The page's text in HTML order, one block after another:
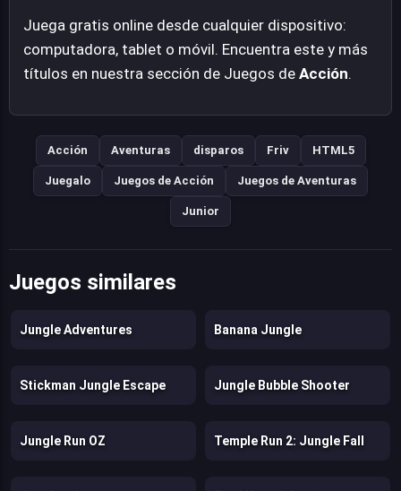
Juega gratis online desde cualquier dispositivo:
computadora, tablet o móvil. Encuentra este y más
títulos en nuestra sección de Juegos de Acción.
Acción Aventuras disparos Friv HTML5
Juegalo Juegos de Acción Juegos de Aventuras
Junior
Juegos similares
Jungle Adventures Banana Jungle
Stickman Jungle Escape Jungle Bubble Shooter
Jungle Run OZ Temple Run 2: Jungle Fall